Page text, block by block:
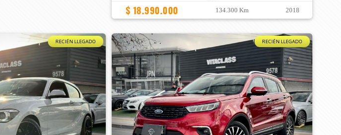
$ 18.990.000 134.300 Km 2018
RECIÉN LLEGADO RECIÉN LLEGADO